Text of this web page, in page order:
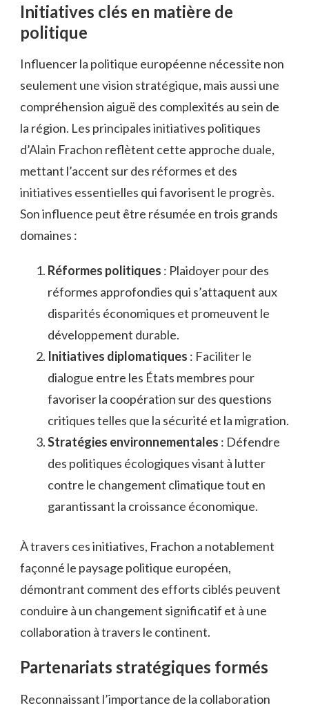
Initiatives clés en matière de
politique
Influencer la politique européenne nécessite non
seulement une vision stratégique, mais aussi une
compréhension aiguë des complexités au sein de
la région. Les principales initiatives politiques
d’Alain Frachon reflètent cette approche duale,
mettant l’accent sur des réformes et des
initiatives essentielles qui favorisent le progrès.
Son influence peut être résumée en trois grands
domaines :
Réformes politiques : Plaidoyer pour des
réformes approfondies qui s’attaquent aux
disparités économiques et promeuvent le
développement durable.
Initiatives diplomatiques : Faciliter le
dialogue entre les États membres pour
favoriser la coopération sur des questions
critiques telles que la sécurité et la migration.
Stratégies environnementales : Défendre
des politiques écologiques visant à lutter
contre le changement climatique tout en
garantissant la croissance économique.
À travers ces initiatives, Frachon a notablement
façonné le paysage politique européen,
démontrant comment des efforts ciblés peuvent
conduire à un changement significatif et à une
collaboration à travers le continent.
Partenariats stratégiques formés
Reconnaissant l’importance de la collaboration